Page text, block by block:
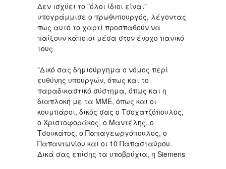
Δεν ισχύει το "όλοι ίδιοι είναι"
υπογράμμισε ο πρωθυπουργός, λέγοντας
πως αυτό το χαρτί προσπαθούν να
παίξουν κάποιοι μέσα στον ένοχο πανικό
τους
"Δικό σας δημιούργημα ο νόμος περί
ευθύνης υπουργών, όπως και το
παραδικαστικό σύστημα, όπως και η
διαπλοκή με τα ΜΜΕ, όπως και οι
κουμπάροι, δικός σας ο Τσοχατζόπουλος,
ο Χριστοφοράκος, ο Μαντέλης, ο
Τσουκάτος, ο Παπαγεωργόπουλος, ο
Παπαντωνίου και οι 10 Παπασταύρου.
Δικά σας επίσης τα υποβρύχια, η Siemens